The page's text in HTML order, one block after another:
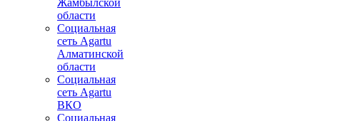
Жамбылской
области
Социальная
сеть Agartu
Алматинской
области
Социальная
сеть Agartu
ВКО
Социальная